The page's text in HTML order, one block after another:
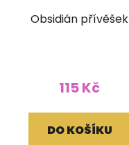
Obsidián přívěšek
115 Kč
DO KOŠÍKU